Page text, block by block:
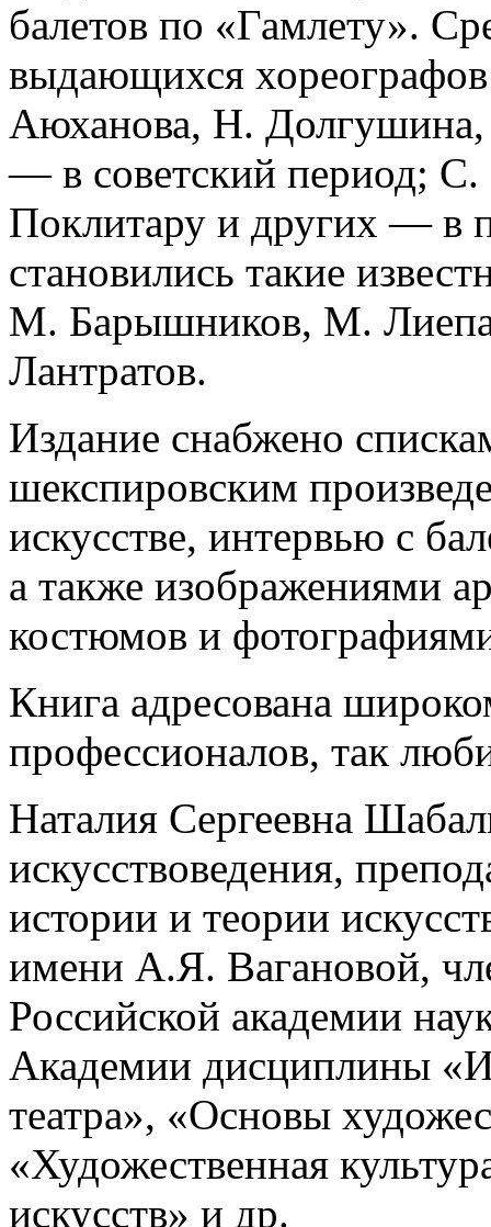
балетов по «Гамлету».
выдающихся
Аюханова, Н.
— в советский период;
Поклитару и других — в
становились такие
М. Барышников, М.
Лантратов.
Издание снабжено
шекспировским
искусстве, интервью с
а также изображениями
костюмов и
Книга адресована
профессионалов, так
Наталия Сергеевна
искусствоведения,
истории и теории
имени А.Я. Вагановой,
Российской академии
Академии дисциплины
театра», «Основы
«Художественная
искусств» и др.